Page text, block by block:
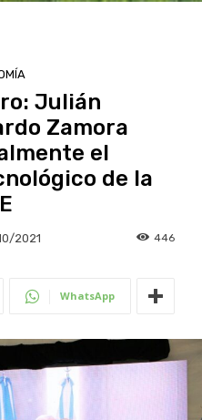
Julián
Zamora
el
de la
2021 446
WhatsApp